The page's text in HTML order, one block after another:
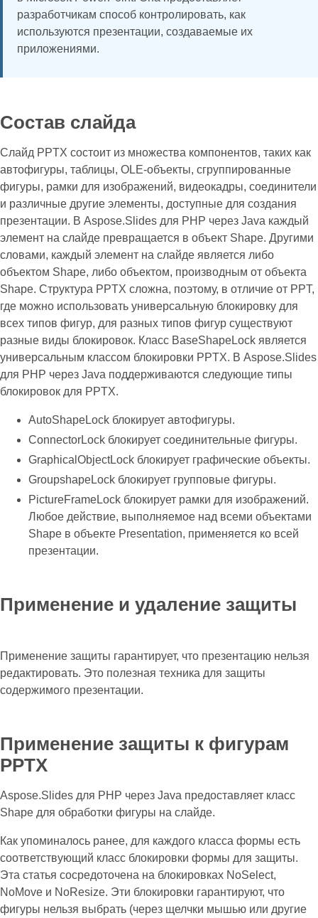
разработчикам способ контролировать, как
используются презентации, создаваемые их
приложениями.
Состав слайда
Слайд PPTX состоит из множества компонентов, таких как
автофигуры, таблицы, OLE-объекты, сгруппированные
фигуры, рамки для изображений, видеокадры, соединители
и различные другие элементы, доступные для создания
презентации. В Aspose.Slides для PHP через Java каждый
элемент на слайде превращается в объект Shape. Другими
словами, каждый элемент на слайде является либо
объектом Shape, либо объектом, производным от объекта
Shape. Структура PPTX сложна, поэтому, в отличие от PPT,
где можно использовать универсальную блокировку для
всех типов фигур, для разных типов фигур существуют
разные виды блокировок. Класс BaseShapeLock является
универсальным классом блокировки PPTX. В Aspose.Slides
для PHP через Java поддерживаются следующие типы
блокировок для PPTX.
AutoShapeLock блокирует автофигуры.
ConnectorLock блокирует соединительные фигуры.
GraphicalObjectLock блокирует графические объекты.
GroupshapeLock блокирует групповые фигуры.
PictureFrameLock блокирует рамки для изображений.
Любое действие, выполняемое над всеми объектами
Shape в объекте Presentation, применяется ко всей
презентации.
Применение и удаление защиты
Применение защиты гарантирует, что презентацию нельзя
редактировать. Это полезная техника для защиты
содержимого презентации.
Применение защиты к фигурам
PPTX
Aspose.Slides для PHP через Java предоставляет класс
Shape для обработки фигуры на слайде.
Как упоминалось ранее, для каждого класса формы есть
соответствующий класс блокировки формы для защиты.
Эта статья сосредоточена на блокировках NoSelect,
NoMove и NoResize. Эти блокировки гарантируют, что
фигуры нельзя выбрать (через щелчки мышью или другие